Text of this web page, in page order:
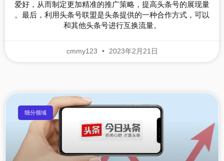
爱好，从而制定更加精准的推广策略，提高头条号的展现量
。最后，利用头条号联盟是头条提供的一种合作方式，可以
和其他头条号进行互换流量。
cmmy123 2023年2月21日
细分领域